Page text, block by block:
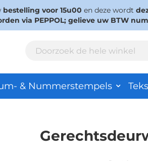
bestelling voor 15u00 en deze wordt
via PEPPOL; gelieve uw BTW
& Nummerstempels